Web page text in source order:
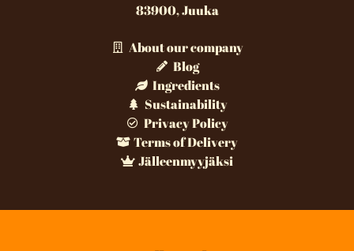
83900, Juuka
About our company
Blog
Ingredients
Sustainability
Privacy Policy
Terms of Delivery
Jälleenmyyjäksi